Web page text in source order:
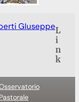
GIuseppeL
i
n
k
Pastorale